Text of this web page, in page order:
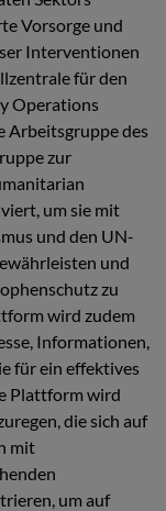
Vorsorge und
Interventionen
für den
Operations
Arbeitsgruppe des
zur
um sie mit
und den UN-
und
zu
wird zudem
Informationen,
für ein effektives
Plattform wird
die sich auf
mit
um auf